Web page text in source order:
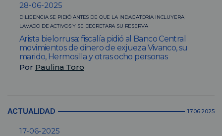
28-06-2025
DILIGENCIA SE PIDIÓ ANTES DE QUE LA INDAGATORIA INCLUYERA
LAVADO DE ACTIVOS Y SE DECRETARA SU RESERVA
Arista bielorrusa: fiscalía pidió al Banco Central
movimientos de dinero de exjueza Vivanco, su
marido, Hermosilla y otras ocho personas
Por Paulina Toro
ACTUALIDAD 17.06.2025
17-06-2025